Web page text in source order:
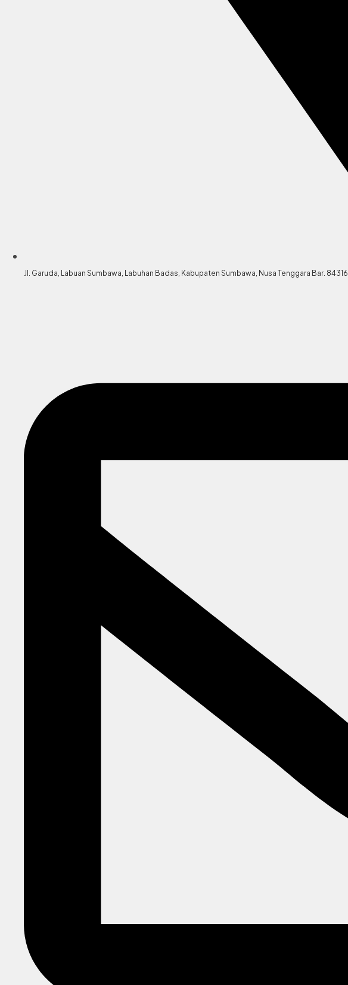
Jl. Garuda, Labuan Sumbawa, Labuhan Badas, Kabupaten Sumbawa, Nusa Tenggara Bar. 84316